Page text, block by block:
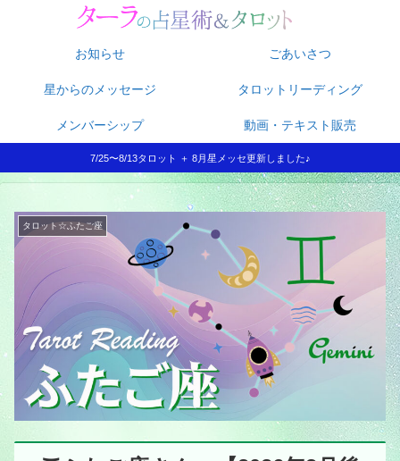
お知らせ ごあいさつ
星からのメッセージ タロットリーディング
メンバーシップ 動画・テキスト販売
7/25〜8/13タロット ＋ 8月星メッセ更新しました♪
タロット☆ふたご座